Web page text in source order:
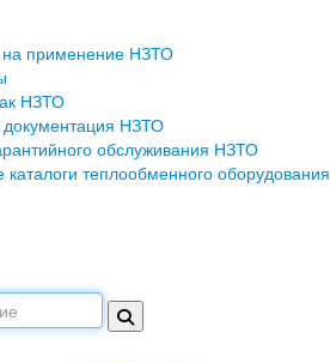
применение НЗТО
НЗТО
документация НЗТО
обслуживания НЗТО
каталоги теплообменного оборудования